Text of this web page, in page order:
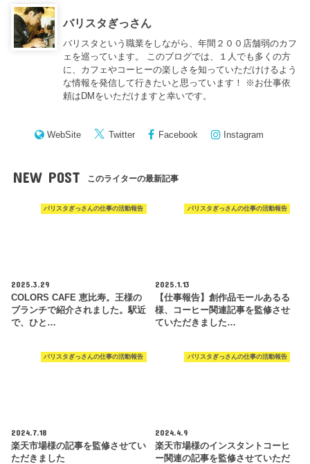
バリスタぎっさん
バリスタという職業をしながら、年間２００店舗弱のカフ
ェを巡っています。 このブログでは、１人でも多くの方
に、カフェやコーヒーの楽しさを知っていただけけるよう
な情報を発信して行きたいと思っています！ ※お仕事依
頼はDMをいただけますと幸いです。
WebSite Twitter Facebook Instagram
NEW POST このライターの最新記事
バリスタぎっさんの仕事の活動報告
2025.3.29
COLORS CAFE 恵比寿。王様の
ブランチで紹介されました。駅近
で、ひと…
バリスタぎっさんの仕事の活動報告
2025.1.13
【仕事報告】創作品モールあるる
様、コーヒー関連記事を監修させ
ていただきました…
バリスタぎっさんの仕事の活動報告
2024.7.18
楽天市場様の記事を監修させてい
ただきました
バリスタぎっさんの仕事の活動報告
2024.4.9
楽天市場様のインスタントコーヒ
ー関連の記事を監修させていただ